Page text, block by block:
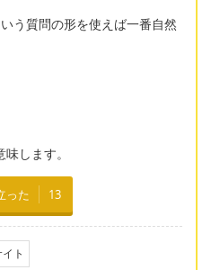
う質問の形を使えば一番自然
します。
った 13
ト